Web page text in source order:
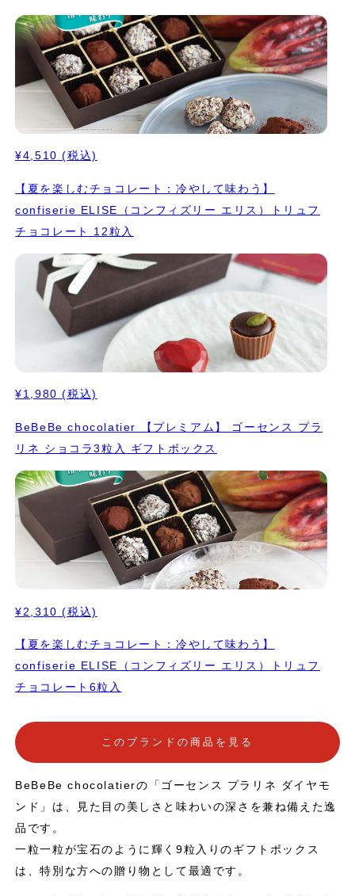
¥4,510 (税込)
【夏を楽しむチョコレート：冷やして味わう】
confiserie ELISE（コンフィズリー エリス）トリュフ
チョコレート 12粒入
¥1,980 (税込)
BeBeBe chocolatier 【プレミアム】 ゴーセンス プラ
リネ ショコラ3粒入 ギフトボックス
¥2,310 (税込)
【夏を楽しむチョコレート：冷やして味わう】
confiserie ELISE（コンフィズリー エリス）トリュフ
チョコレート6粒入
このブランドの商品を見る
BeBeBe chocolatierの「ゴーセンス プラリネ ダイヤモ
ンド」は、見た目の美しさと味わいの深さを兼ね備えた逸
品です。
一粒一粒が宝石のように輝く9粒入りのギフトボックス
は、特別な方への贈り物として最適です。